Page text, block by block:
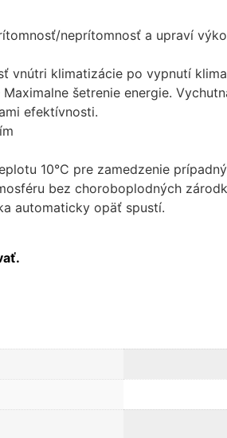
neprítomnosť a upraví
vnútri klimatizácie po vypnutí
Maximalne šetrenie energie.
efektívnosti.
10°C pre zamedzenie
bez choroboplodných
automaticky opäť spustí.